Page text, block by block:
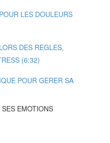
LES DOULEURS
DES REGLES,
(6:32)
POUR GERER SA
EMOTIONS